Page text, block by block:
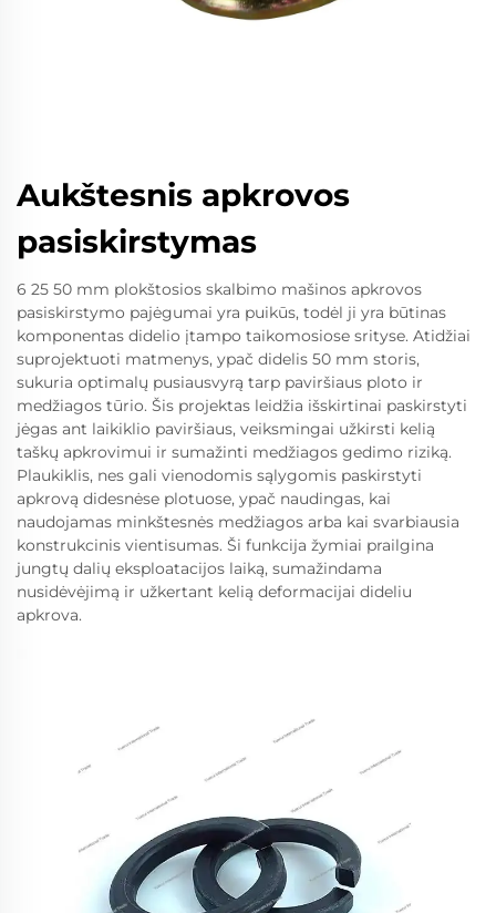
Aukštesnis apkrovos
pasiskirstymas
6 25 50 mm plokštosios skalbimo mašinos apkrovos
pasiskirstymo pajėgumai yra puikūs, todėl ji yra būtinas
komponentas didelio įtampo taikomosiose srityse. Atidžiai
suprojektuoti matmenys, ypač didelis 50 mm storis,
sukuria optimalų pusiausvyrą tarp paviršiaus ploto ir
medžiagos tūrio. Šis projektas leidžia išskirtinai paskirstyti
jėgas ant laikiklio paviršiaus, veiksmingai užkirsti kelią
taškų apkrovimui ir sumažinti medžiagos gedimo riziką.
Plaukiklis, nes gali vienodomis sąlygomis paskirstyti
apkrovą didesnėse plotuose, ypač naudingas, kai
naudojamas minkštesnės medžiagos arba kai svarbiausia
konstrukcinis vientisumas. Ši funkcija žymiai prailgina
jungtų dalių eksploatacijos laiką, sumažindama
nusidėvėjimą ir užkertant kelią deformacijai dideliu
apkrova.